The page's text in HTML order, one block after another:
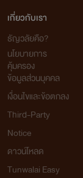
เกี่ยวกับเรา
ธัญวลัยคือ?
นโยบายการ
คุ้มครอง
ข้อมูลส่วนบุคคล
เงื่อนไขและข้อตกลง
Third-Party
Notice
ดาวน์โหลด
Tunwalai Easy